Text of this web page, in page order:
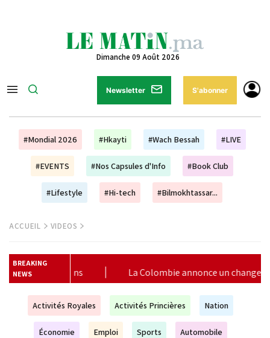
Dimanche 09 Août 2026
Newsletter S'abonner
#Mondial 2026 #Hkayti #Wach Bessah #LIVE
#EVENTS #Nos Capsules d'Info #Book Club
#Lifestyle #Hi-tech #Bilmokhtassar...
ACCUEIL VIDEOS
BREAKING
NEWS
annonce un changement de sa position et reconnaît la
Activités Royales Activités Princières Nation
Économie Emploi Sports Automobile